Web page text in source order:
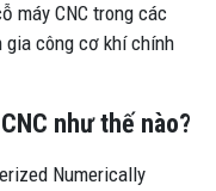
máy CNC trong các
gia công cơ khí chính
như thế nào?
Numerically